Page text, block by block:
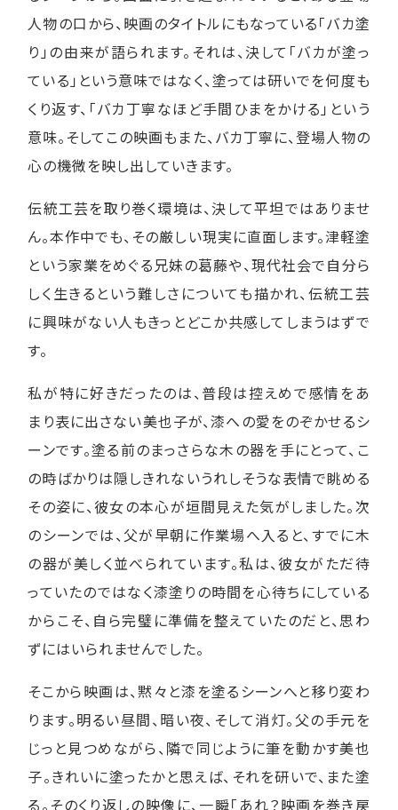
人物の口から、映画のタイトルにもなっている「バカ塗
り」の由来が語られます。それは、決して「バカが塗っ
ている」という意味ではなく、塗っては研いでを何度も
くり返す、「バカ丁寧なほど手間ひまをかける」という
意味。そしてこの映画もまた、バカ丁寧に、登場人物の
心の機微を映し出していきます。
伝統工芸を取り巻く環境は、決して平坦ではありませ
ん。本作中でも、その厳しい現実に直面します。津軽塗
という家業をめぐる兄妹の葛藤や、現代社会で自分ら
しく生きるという難しさについても描かれ、伝統工芸
に興味がない人もきっとどこか共感してしまうはずで
す。
私が特に好きだったのは、普段は控えめで感情をあ
まり表に出さない美也子が、漆への愛をのぞかせるシ
ーンです。塗る前のまっさらな木の器を手にとって、こ
の時ばかりは隠しきれないうれしそうな表情で眺める
その姿に、彼女の本心が垣間見えた気がしました。次
のシーンでは、父が早朝に作業場へ入ると、すでに木
の器が美しく並べられています。私は、彼女がただ待
っていたのではなく漆塗りの時間を心待ちにしている
からこそ、自ら完璧に準備を整えていたのだと、思わ
ずにはいられませんでした。
そこから映画は、黙々と漆を塗るシーンへと移り変わ
ります。明るい昼間、暗い夜、そして消灯。父の手元を
じっと見つめながら、隣で同じように筆を動かす美也
子。きれいに塗ったかと思えば、それを研いで、また塗
る。そのくり返しの映像に、一瞬「あれ？映画を巻き戻